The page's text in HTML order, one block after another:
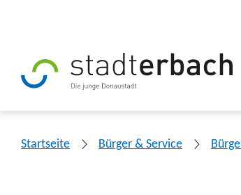
Startseite Bürger & Service